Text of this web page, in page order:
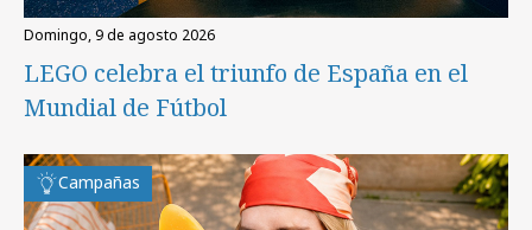
domingo, 9 de agosto 2026
LEGO celebra el triunfo de España en el
Mundial de Fútbol
Campañas